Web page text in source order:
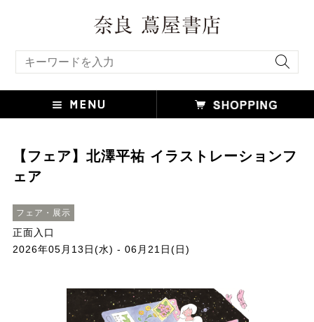
【フェア】北澤平祐 イラストレーションフ
ェア
フェア・展示
正面入口
2026年05月13日(水) - 06月21日(日)